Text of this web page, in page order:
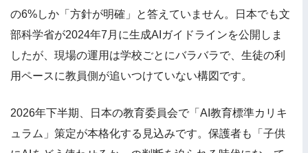
の6%しか「方針が明確」と答えていません。日本でも文
部科学省が2024年7月に生成AIガイドラインを公開しま
したが、現場の運用は学校ごとにバラバラで、生徒の利
用ペースに教員側が追いつけていない構図です。
2026年下半期、日本の教育委員会で「AI教育標準カリキ
ュラム」策定が本格化する見込みです。保護者も「子供